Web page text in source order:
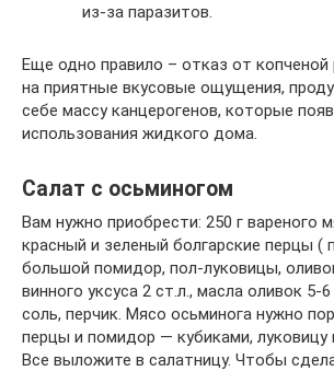
из-за паразитов.
Еще одно правило – отказ от
на приятные вкусовые ощущения,
себе массу канцерогенов, которые
использования жидкого дома.
Салат с осьминогом
Вам нужно приобрести: 250 г вареного
красный и зеленый болгарские перцы (
большой помидор, пол-луковицы,
винного уксуса 2 ст.л., масла оливок 5-
соль, перчик. Мясо осьминога нужно
перцы и помидор — кубиками, луковицу
Все выложите в салатницу. Чтобы